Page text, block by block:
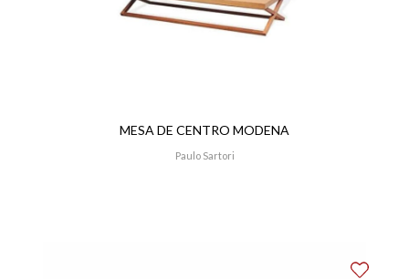
MESA DE CENTRO MODENA
Paulo Sartori